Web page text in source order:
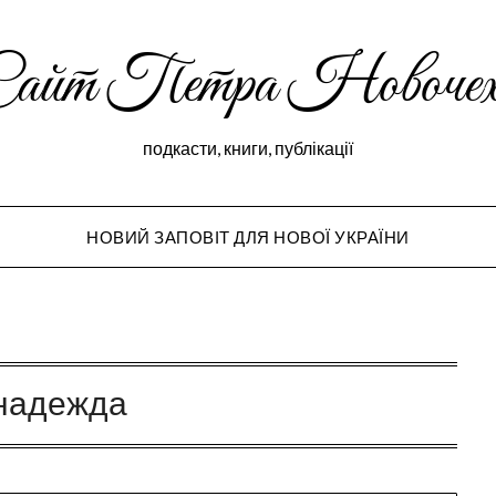
Петра
подкасти, книги, публікації
НОВИЙ ЗАПОВІТ ДЛЯ НОВОЇ УКРАЇНИ